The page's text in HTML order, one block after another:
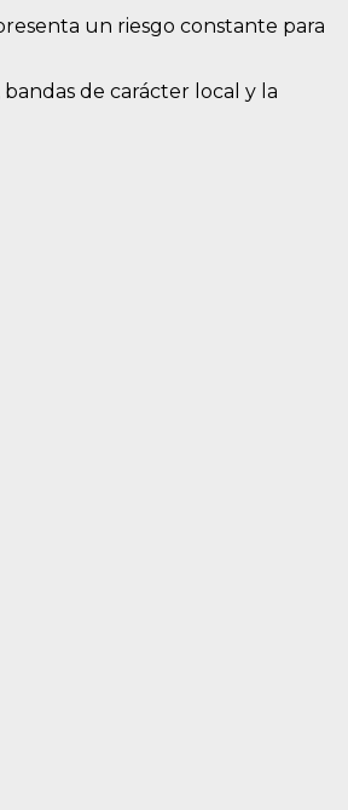
un riesgo constante para
de carácter local y la